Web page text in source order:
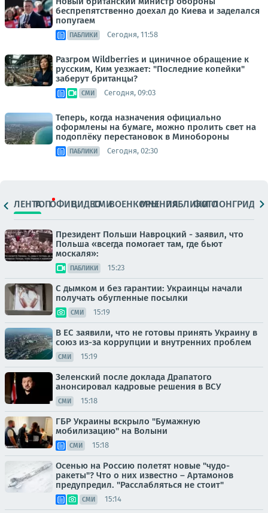
беспрепятственно доехал до Киева и заделался
попугаем
ПАБЛИКИ Сегодня, 11:58
Разгром Wildberries и циничное обращение к
русским, Ким уезжает: "Последние копейки"
заберут британцы?
СМИ Сегодня, 09:03
Теперь, когда назначения официально
оформлены на бумаге, можно пролить свет на
подоплёку перестановок в Минобороны
ПАБЛИКИ Сегодня, 02:30
ЛЕНТАТОПОФИЦ.ВИДЕОСМИВОЕНКОРЫМНЕНИЯПАБЛИКИ
ФОТОЛОНГРИДЫ
Президент Польши Навроцкий - заявил, что
Польша «всегда помогает там, где бьют
москаля»:
ПАБЛИКИ 15:23
С дымком и без гарантии: Украинцы начали
получать обугленные посылки
СМИ 15:19
В ЕС заявили, что не готовы принять Украину в
союз из-за коррупции и внутренних проблем
СМИ 15:19
Зеленский после доклада Драпатого
анонсировал кадровые решения в ВСУ
СМИ 15:18
ГБР Украины вскрыло "Бумажную
мобилизацию" на Волыни
СМИ 15:18
Осенью на Россию полетят новые "чудо-
ракеты"? Что о них известно – Артамонов
предупредил. "Расслабляться не стоит"
СМИ 15:14